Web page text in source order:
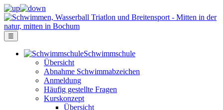
☰
Schwimm­schule
Übersicht
Ab­nah­me Schwimm­ab­zei­chen
Anmeldung
Häufig gestellte Fragen
Kurs­konzept
Übersicht